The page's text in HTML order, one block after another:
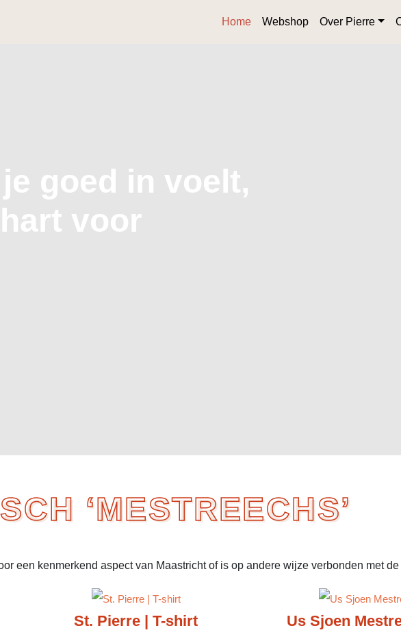
Home Webshop Over Pierre
goed in voelt,
voor
‘MESTREECHS’
een kenmerkend aspect van Maastricht of is op andere wijze verbonden met de
St. Pierre | T-shirt Us Sjoen